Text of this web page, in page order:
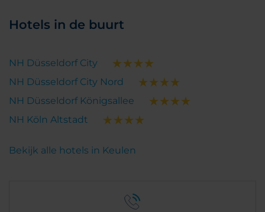
Hotels in de buurt
NH Düsseldorf City
NH Düsseldorf City Nord
NH Düsseldorf Königsallee
NH Köln Altstadt
Bekijk alle hotels in Keulen